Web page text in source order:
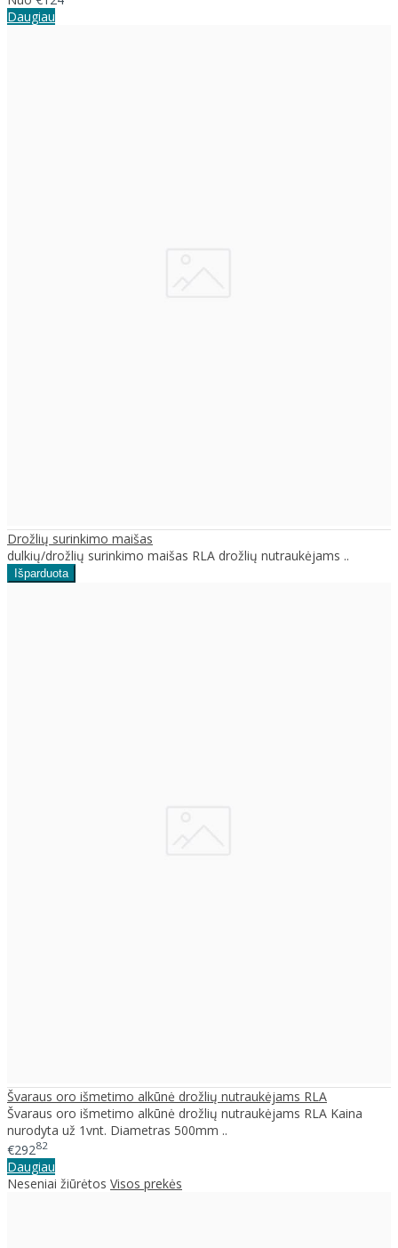
Daugiau
Drožlių surinkimo maišas
dulkių/drožlių surinkimo maišas RLA drožlių nutraukėjams ..
Švaraus oro išmetimo alkūnė drožlių nutraukėjams RLA
Švaraus oro išmetimo alkūnė drožlių nutraukėjams RLA Kaina
nurodyta už 1vnt. Diametras 500mm ..
€29282
Daugiau
Neseniai žiūrėtos Visos prekės